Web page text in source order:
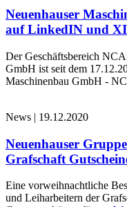
Neuenhauser
auf LinkedIN und
Der Geschäftsbereich
GmbH ist seit dem
Maschinenbau GmbH -
News | 19.12.2020
Neuenhauser
Grafschaft
Eine vorweihnachtliche
und Leiharbeitern der